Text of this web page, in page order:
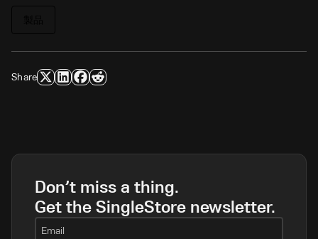
Share
Don’t miss a thing.
Get the SingleStore newsletter.
Email